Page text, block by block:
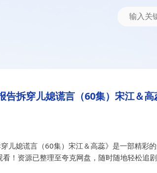
医院报告拆穿儿媳谎
拆穿儿媳谎言（60集）宋江＆高
儿媳谎言（60集）宋江＆高蕊》是一部精彩的
！资源已整理至夸克网盘，随时随地轻松追